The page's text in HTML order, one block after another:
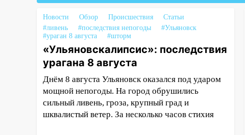
Ульяновске и рухнуло на
электрощит
13:10 В Заволжском районе
дерево упало во дворе
13:08 Ураган ударил по
Ульяновску: сорванные крыши,
поваленные деревья,
затопленные улицы и
остановившиеся трамваи
Новости Обзор Происшествия
Статьи
#ливень
#последствия непогоды
#Ульяновск
#ураган 8 августа
#шторм
«Ульяновскалипсис»: последствия
урагана 8 августа
Днём 8 августа Ульяновск оказался под ударом
мощной непогоды. На город обрушились
сильный ливень, гроза, крупный град и
шквалистый ветер. За несколько часов стихия